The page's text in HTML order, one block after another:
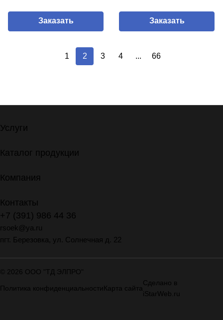
Заказать Заказать
1 2 3 4 ... 66
Услуги
Каталог продукции
Компания
Контакты
+7 (391) 986 44 36
rsoek@ya.ru
пгт. Березовка, ул. Солнечная д. 22
© 2026 ООО "ТД ЭЛПРО"
Политика конфиденциальности Карта сайта
Сделано в
iStarWeb.ru